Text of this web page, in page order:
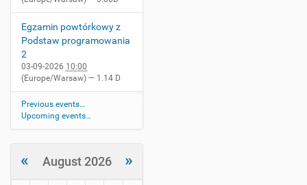
Egzamin powtórkowy z
Podstaw programowania
2
03-09-2026 10:00
(Europe/Warsaw) — 1.14 D
Previous events…
Upcoming events…
« August 2026 »